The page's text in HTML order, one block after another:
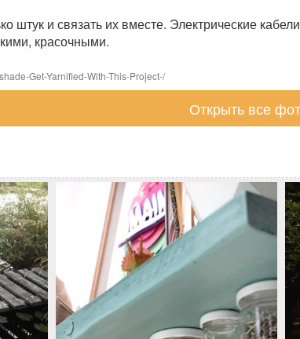
штук и связать их вместе. Электрические
красочными.
Get-Yarnified-With-This-Project-/
Открыть все